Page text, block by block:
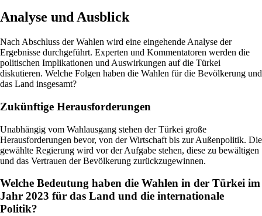
Analyse und Ausblick
Nach Abschluss der Wahlen wird eine eingehende Analyse der
Ergebnisse durchgeführt. Experten und Kommentatoren werden die
politischen Implikationen und Auswirkungen auf die Türkei
diskutieren. Welche Folgen haben die Wahlen für die Bevölkerung und
das Land insgesamt?
Zukünftige Herausforderungen
Unabhängig vom Wahlausgang stehen der Türkei große
Herausforderungen bevor, von der Wirtschaft bis zur Außenpolitik. Die
gewählte Regierung wird vor der Aufgabe stehen, diese zu bewältigen
und das Vertrauen der Bevölkerung zurückzugewinnen.
Welche Bedeutung haben die Wahlen in der Türkei im
Jahr 2023 für das Land und die internationale
Politik?